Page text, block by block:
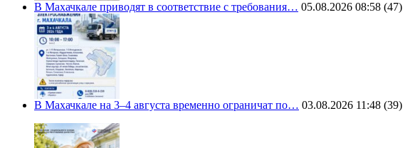
В Махачкале приводят в соответствие с требования… 05.08.2026 08:58 (47)
В Махачкале на 3–4 августа временно ограничат по… 03.08.2026 11:48 (39)